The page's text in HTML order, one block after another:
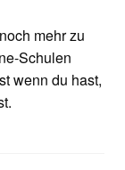
mehr zu
Schulen
wenn du hast,